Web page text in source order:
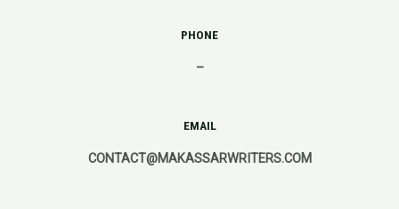
PHONE
–
EMAIL
CONTACT@MAKASSARWRITERS.COM